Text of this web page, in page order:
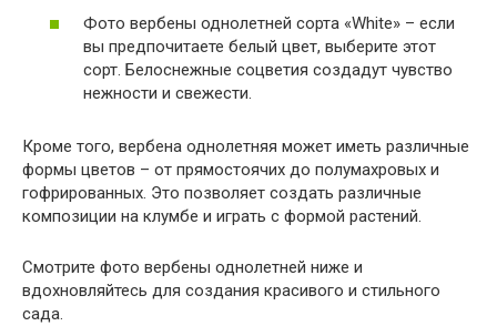
Фото вербены однолетней сорта «White» – если
вы предпочитаете белый цвет, выберите этот
сорт. Белоснежные соцветия создадут чувство
нежности и свежести.
Кроме того, вербена однолетняя может иметь различные
формы цветов – от прямостоячих до полумахровых и
гофрированных. Это позволяет создать различные
композиции на клумбе и играть с формой растений.
Смотрите фото вербены однолетней ниже и
вдохновляйтесь для создания красивого и стильного
сада.